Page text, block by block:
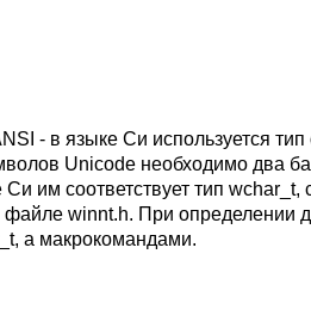
- в языке Си используется тип
Unicode необходимо два
им соответствует тип wchar_t,
winnt.h. При определении
а макрокомандами.